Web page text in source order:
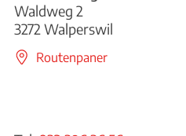
Waldweg 2
3272 Walperswil
Routenpaner